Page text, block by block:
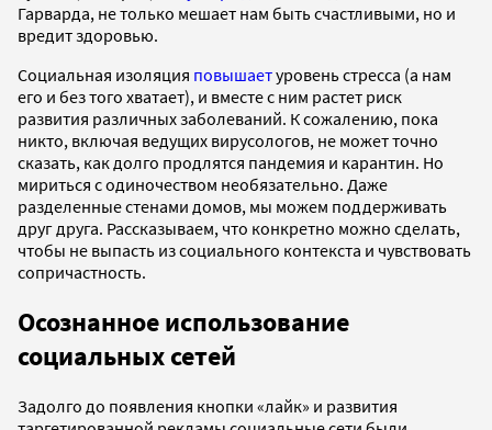
Гарварда, не только мешает нам быть счастливыми, но и
вредит здоровью.
Социальная изоляция повышаетуровень стресса (а нам
его и без того хватает), и вместе с ним растет риск
развития различных заболеваний. К сожалению, пока
никто, включая ведущих вирусологов, не может точно
сказать, как долго продлятся пандемия и карантин. Но
мириться с одиночеством необязательно. Даже
разделенные стенами домов, мы можем поддерживать
друг друга. Рассказываем, что конкретно можно сделать,
чтобы не выпасть из социального контекста и чувствовать
сопричастность.
Осознанное использование
социальных сетей
Задолго до появления кнопки «лайк» и развития